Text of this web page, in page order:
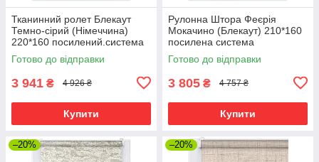
Тканинний ролет Блекаут
Темно-сірий (Німеччина)
220*160 посилений.система
Готово до відправки
3 941 ₴ 4 926 ₴
Купити
Рулонна Штора Феєрія
Мокачино (Блекаут) 210*160
посилена система
Готово до відправки
3 805 ₴ 4 757 ₴
Купити
–20% –20%